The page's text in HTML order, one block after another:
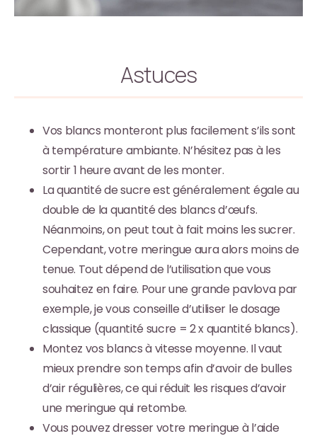
Astuces
Vos blancs monteront plus facilement s’ils sont
à température ambiante. N’hésitez pas à les
sortir 1 heure avant de les monter.
La quantité de sucre est généralement égale au
double de la quantité des blancs d’œufs.
Néanmoins, on peut tout à fait moins les sucrer.
Cependant, votre meringue aura alors moins de
tenue. Tout dépend de l’utilisation que vous
souhaitez en faire. Pour une grande pavlova par
exemple, je vous conseille d’utiliser le dosage
classique (quantité sucre = 2 x quantité blancs).
Montez vos blancs à vitesse moyenne. Il vaut
mieux prendre son temps afin d’avoir de bulles
d’air régulières, ce qui réduit les risques d’avoir
une meringue qui retombe.
Vous pouvez dresser votre meringue à l’aide